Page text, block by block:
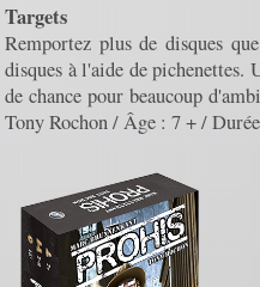
Targets
Remportez plus de disques
disques à l'aide de pichenettes.
de chance pour beaucoup
Tony Rochon / Âge : 7 + /